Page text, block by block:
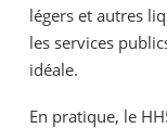
légers et autres
les services
idéale.
En pratique, le